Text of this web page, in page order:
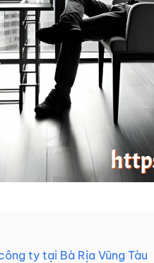
ty tại Bà Rịa Vũng Tàu